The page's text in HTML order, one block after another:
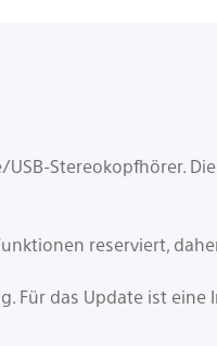
Stereokopfhörer.
reserviert,
Für das Update ist